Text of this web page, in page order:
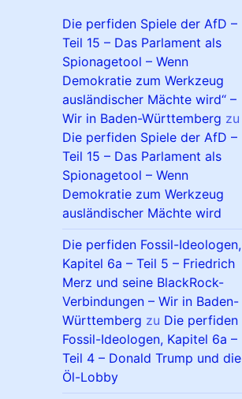
Die perfiden Spiele der AfD –
Teil 15 – Das Parlament als
Spionagetool – Wenn
Demokratie zum Werkzeug
ausländischer Mächte wird“ –
Wir in Baden-Württemberg zu
Die perfiden Spiele der AfD –
Teil 15 – Das Parlament als
Spionagetool – Wenn
Demokratie zum Werkzeug
ausländischer Mächte wird
Die perfiden Fossil-Ideologen,
Kapitel 6a – Teil 5 – Friedrich
Merz und seine BlackRock-
Verbindungen – Wir in Baden-
Württemberg zu Die perfiden
Fossil-Ideologen, Kapitel 6a –
Teil 4 – Donald Trump und die
Öl-Lobby